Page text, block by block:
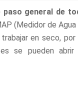
paso general de
(Medidor de
en seco, por
se pueden